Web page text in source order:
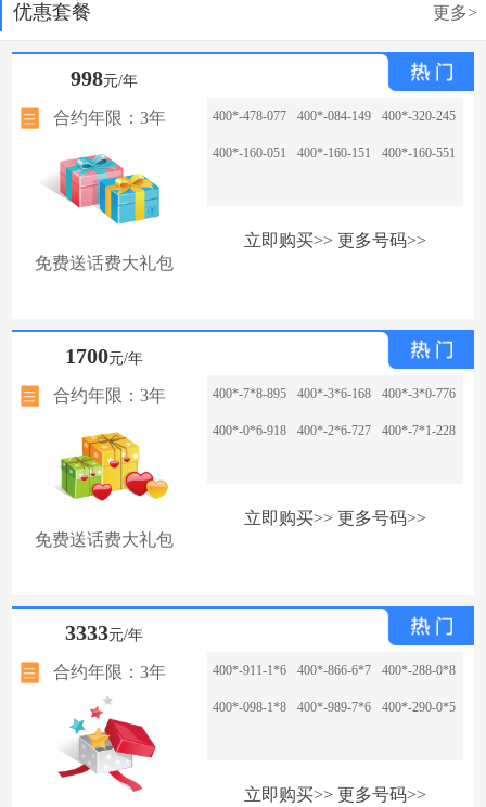
优惠套餐 更多>
998元/年
合约年限：3年
免费送话费大礼包
400*-478-077 400*-084-149 400*-320-245
400*-160-051 400*-160-151 400*-160-551
立即购买>> 更多号码>>
1700元/年
合约年限：3年
免费送话费大礼包
400*-7*8-895 400*-3*6-168 400*-3*0-776
400*-0*6-918 400*-2*6-727 400*-7*1-228
立即购买>> 更多号码>>
3333元/年
合约年限：3年 400*-911-1*6 400*-866-6*7 400*-288-0*8
400*-098-1*8 400*-989-7*6 400*-290-0*5
立即购买>> 更多号码>>